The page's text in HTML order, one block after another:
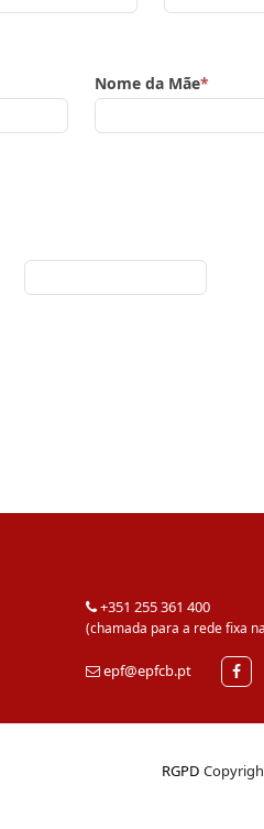
Nome da Mãe*
+351 255 361 400
(chamada para a rede fixa
epf@epfcb.pt
RGPD